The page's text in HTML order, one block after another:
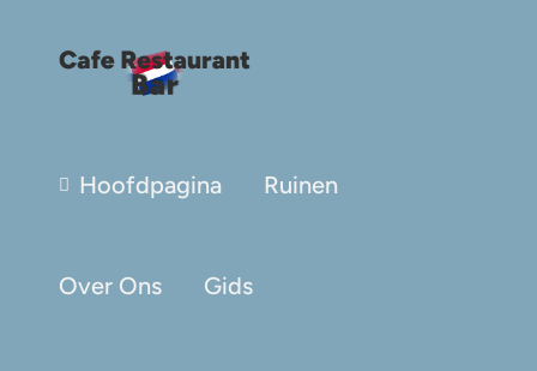
Hoofdpagina Ruinen
Over Ons Gids